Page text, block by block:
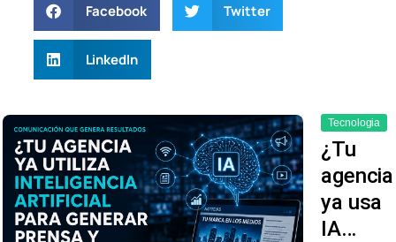
Facebook Twitter
LinkedIn
Tecnologia
¿Tu
agencia
ya usa
IA…